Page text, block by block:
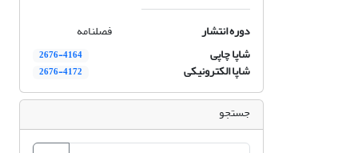
دوره انتشار
فصلنامه
شاپا چاپی
2676-4164
شاپا الکترونیکی 2676-4172
جستجو